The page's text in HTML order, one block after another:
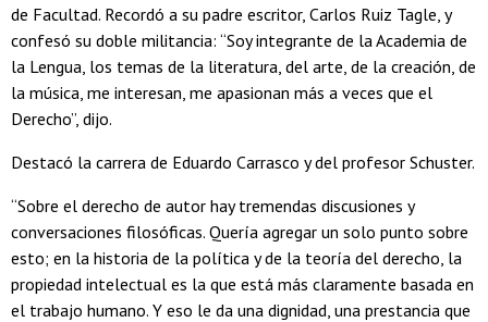
de Facultad. Recordó a su padre escritor, Carlos Ruiz Tagle, y
confesó su doble militancia: “Soy integrante de la Academia de
la Lengua, los temas de la literatura, del arte, de la creación, de
la música, me interesan, me apasionan más a veces que el
Derecho”, dijo.
Destacó la carrera de Eduardo Carrasco y del profesor Schuster.
“Sobre el derecho de autor hay tremendas discusiones y
conversaciones filosóficas. Quería agregar un solo punto sobre
esto; en la historia de la política y de la teoría del derecho, la
propiedad intelectual es la que está más claramente basada en
el trabajo humano. Y eso le da una dignidad, una prestancia que